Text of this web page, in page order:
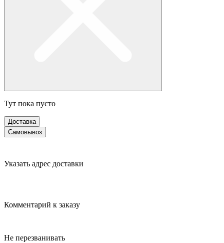
Тут пока пусто
Доставка
Самовывоз
Указать адрес доставки
Комментарий к заказу
Не перезванивать